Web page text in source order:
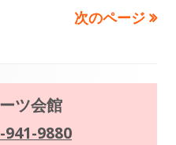
ウ
で
開
次のページ
ツ会館
941-9880